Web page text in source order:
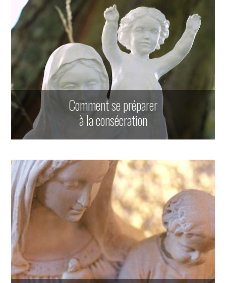
Comment se préparer
à la consécration